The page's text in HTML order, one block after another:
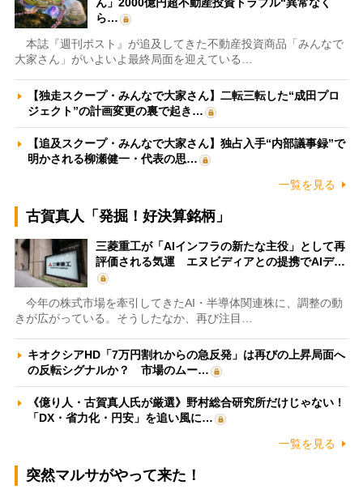
ん」2000億円超不動産投資トラブル“異常なく
ら…
本誌『週刊ポスト』が追及してきた不動産投資商品「みんなで
大家さん」がいよいよ最終局面を迎えている…
【独走スクープ・みんなで大家さん】二転三転した“成田プロ
ジェクト”の計画変更の裏で起き…
【追及スクープ・みんなで大家さん】独占入手“内部議事録”で
明かされる柳瀬健一・代表の思…
一覧を見る
古賀真人「発掘！好決算銘柄」
三菱重工が「AIインフラの新たな主役」として再
評価される気運 エヌビディアとの提携でAIデ…
今年の株式市場を牽引してきたAI・半導体関連株に、調整の動
きが広がっている。そうしたなか、再び注目…
キオクシアHD「7万円割れからの急反発」は再びの上昇局面へ
の反転シグナルか？ 市場のムー…
《億り人・古賀真人氏が厳選》野村総合研究所だけじゃない！
「DX・省力化・円安」を追い風に…
一覧を見る
突然マルサがやって来た！